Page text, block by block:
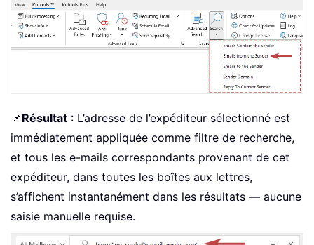
📌Résultat : L’adresse de l’expéditeur sélectionné est
immédiatement appliquée comme filtre de recherche,
et tous les e-mails correspondants provenant de cet
expéditeur, dans toutes les boîtes aux lettres,
s’affichent instantanément dans les résultats — aucune
saisie manuelle requise.